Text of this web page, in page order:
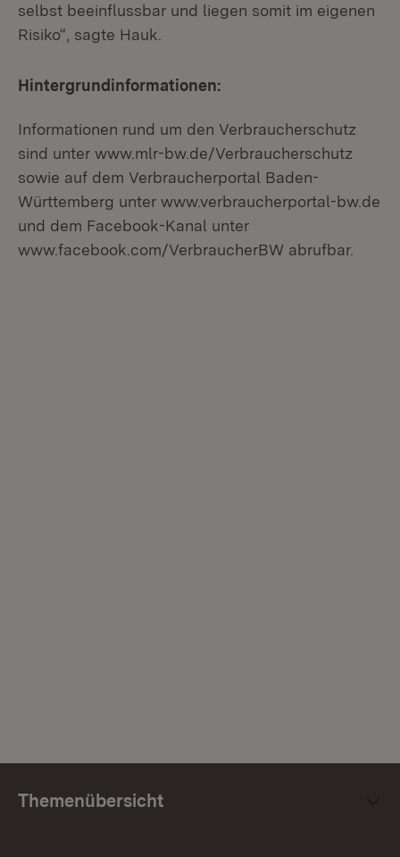
selbst beeinflussbar und liegen somit im eigenen
Risiko“, sagte Hauk.
Hintergrundinformationen:
Informationen rund um den Verbraucherschutz
sind unter www.mlr-bw.de/Verbraucherschutz
sowie auf dem Verbraucherportal Baden-
Württemberg unter www.verbraucherportal-bw.de
und dem Facebook-Kanal unter
www.facebook.com/VerbraucherBW abrufbar.
Themenübersicht